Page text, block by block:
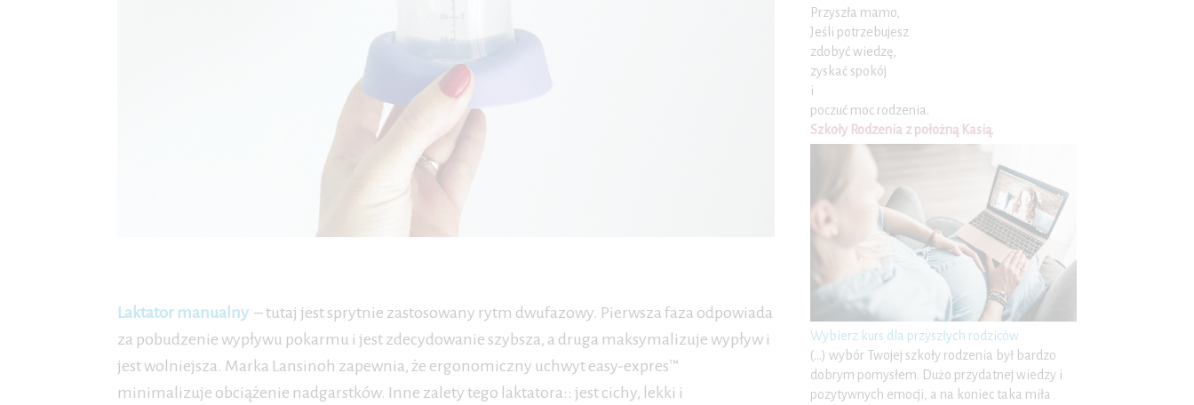
Laktator manualny – tutaj jest sprytnie zastosowany rytm dwufazowy. Pierwsza faza odpowiada
za pobudzenie wypływu pokarmu i jest zdecydowanie szybsza, a druga maksymalizuje wypływ i
jest wolniejsza. Marka Lansinoh zapewnia, że ergonomiczny uchwyt easy-expres™
minimalizuje obciążenie nadgarstków. Inne zalety tego laktatora:: jest cichy, lekki i
Przyszła mamo,
Jeśli potrzebujesz
zdobyć wiedzę,
zyskać spokój
i
poczuć moc rodzenia.
Szkoły Rodzenia z położną Kasią.
Wybierz kurs dla przyszłych rodziców
(…) wybór Twojej szkoły rodzenia był bardzo
dobrym pomysłem. Dużo przydatnej wiedzy i
pozytywnych emocji, a na koniec taka miła